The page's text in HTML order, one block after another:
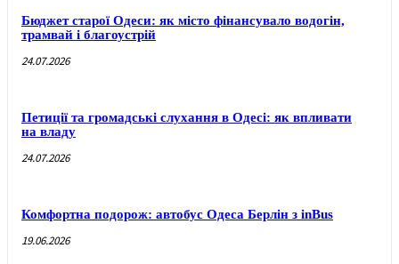
Бюджет старої Одеси: як місто фінансувало водогін,
трамвай і благоустрій
24.07.2026
Петиції та громадські слухання в Одесі: як впливати
на владу
24.07.2026
Комфортна подорож: автобус Одеса Берлін з inBus
19.06.2026